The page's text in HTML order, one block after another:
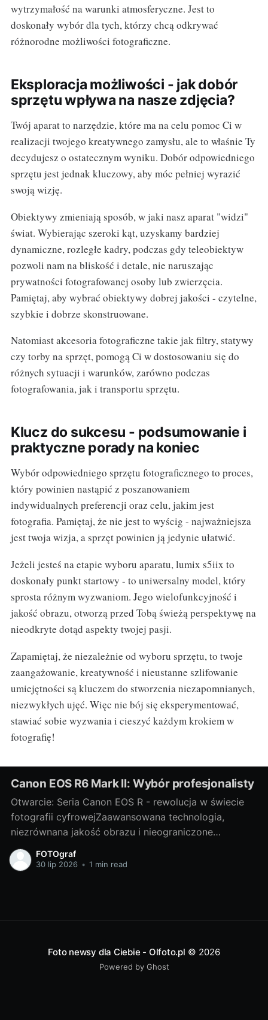
wytrzymałość na warunki atmosferyczne. Jest to
doskonały wybór dla tych, którzy chcą odkrywać
różnorodne możliwości fotograficzne.
Eksploracja możliwości - jak dobór
sprzętu wpływa na nasze zdjęcia?
Twój aparat to narzędzie, które ma na celu pomoc Ci w
realizacji twojego kreatywnego zamysłu, ale to właśnie Ty
decydujesz o ostatecznym wyniku. Dobór odpowiedniego
sprzętu jest jednak kluczowy, aby móc pełniej wyrazić
swoją wizję.
Obiektywy zmieniają sposób, w jaki nasz aparat "widzi"
świat. Wybierając szeroki kąt, uzyskamy bardziej
dynamiczne, rozległe kadry, podczas gdy teleobiektyw
pozwoli nam na bliskość i detale, nie naruszając
prywatności fotografowanej osoby lub zwierzęcia.
Pamiętaj, aby wybrać obiektywy dobrej jakości - czytelne,
szybkie i dobrze skonstruowane.
Natomiast akcesoria fotograficzne takie jak filtry, statywy
czy torby na sprzęt, pomogą Ci w dostosowaniu się do
różnych sytuacji i warunków, zarówno podczas
fotografowania, jak i transportu sprzętu.
Klucz do sukcesu - podsumowanie i
praktyczne porady na koniec
Wybór odpowiedniego sprzętu fotograficznego to proces,
który powinien nastąpić z poszanowaniem
indywidualnych preferencji oraz celu, jakim jest
fotografia. Pamiętaj, że nie jest to wyścig - najważniejsza
jest twoja wizja, a sprzęt powinien ją jedynie ułatwić.
Jeżeli jesteś na etapie wyboru aparatu, lumix s5iix to
doskonały punkt startowy - to uniwersalny model, który
sprosta różnym wyzwaniom. Jego wielofunkcyjność i
jakość obrazu, otworzą przed Tobą świeżą perspektywę na
nieodkryte dotąd aspekty twojej pasji.
Zapamiętaj, że niezależnie od wyboru sprzętu, to twoje
zaangażowanie, kreatywność i nieustanne szlifowanie
umiejętności są kluczem do stworzenia niezapomnianych,
niezwykłych ujęć. Więc nie bój się eksperymentować,
stawiać sobie wyzwania i cieszyć każdym krokiem w
fotografię!
Canon EOS R6 Mark II: Wybór profesjonalisty
Otwarcie: Seria Canon EOS R - rewolucja w świecie
fotografii cyfrowejZaawansowana technologia,
niezrównana jakość obrazu i nieograniczone
możliwości twórcze - to wszystko oferuje nam
wspaniała seria Canon EOS R. Niewątpliwie jest to
FOTOgraf
30 lip 2026 • 1 min read
Foto newsy dla Ciebie - Olfoto.pl © 2026
Powered by Ghost